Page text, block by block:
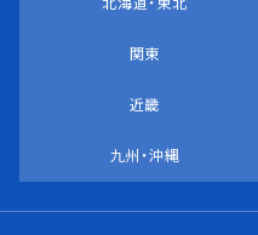
関東
近畿
九州・沖縄